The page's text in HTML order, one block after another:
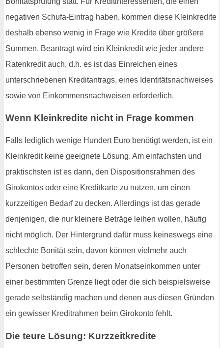
negativen Schufa-Eintrag haben, kommen diese Kleinkredite
deshalb ebenso wenig in Frage wie Kredite über größere
Summen. Beantragt wird ein Kleinkredit wie jeder andere
Ratenkredit auch, d.h. es ist das Einreichen eines
unterschriebenen Kreditantrags, eines Identitätsnachweises
sowie von Einkommensnachweisen erforderlich.
Wenn Kleinkredite nicht in Frage kommen
Falls lediglich wenige Hundert Euro benötigt werden, ist ein
Kleinkredit keine geeignete Lösung. Am einfachsten und
praktischsten ist es dann, den Dispositionsrahmen des
Girokontos oder eine Kreditkarte zu nutzen, um einen
kurzzeitigen Bedarf zu decken. Allerdings ist das gerade
denjenigen, die nur kleinere Beträge leihen wollen, häufig
nicht möglich. Der Hintergrund dafür muss keineswegs eine
schlechte Bonität sein, davon können vielmehr auch
Personen betroffen sein, deren Monatseinkommen unter
einer bestimmten Grenze liegt oder die sich beispielsweise
gerade selbständig machen und denen aus diesen Gründen
ein gewisser Kreditrahmen beim Girokonto fehlt.
Die teure Lösung: Kurzzeitkredite